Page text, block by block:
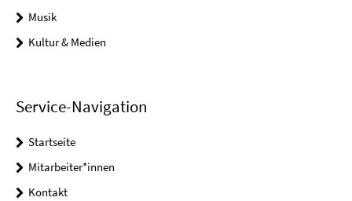
Musik
Kultur & Medien
Service-Navigation
Startseite
Mitarbeiter*innen
Kontakt